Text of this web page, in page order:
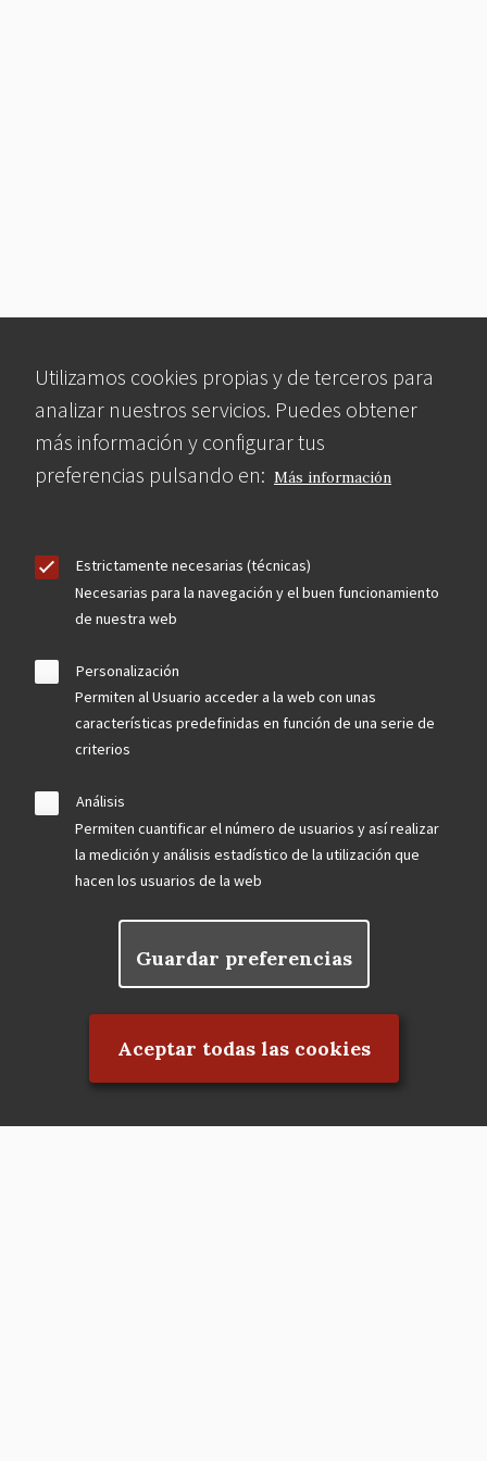
Utilizamos cookies propias y de terceros para
analizar nuestros servicios. Puedes obtener
más información y configurar tus
preferencias pulsando en: Más información
Estrictamente necesarias (técnicas)
Necesarias para la navegación y el buen funcionamiento
de nuestra web
Personalización
Permiten al Usuario acceder a la web con unas
características predefinidas en función de una serie de
criterios
Análisis
Permiten cuantificar el número de usuarios y así realizar
la medición y análisis estadístico de la utilización que
hacen los usuarios de la web
Guardar preferencias
Aceptar todas las cookies